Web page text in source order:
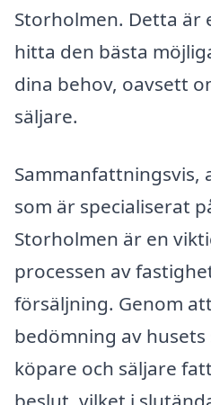
Storholmen. Detta
hitta den bästa
dina behov, oavsett
säljare.
som är specialiserat
Storholmen är en
processen av
försäljning. Genom
bedömning av husets
köpare och säljare